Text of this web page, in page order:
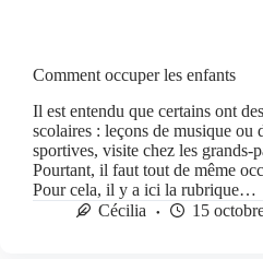
Comment occuper les enfants
Il est entendu que certains ont
scolaires : leçons de musique ou
sportives, visite chez les grands-
Pourtant, il faut tout de même
Pour cela, il y a ici la rubrique…
Cécilia
15